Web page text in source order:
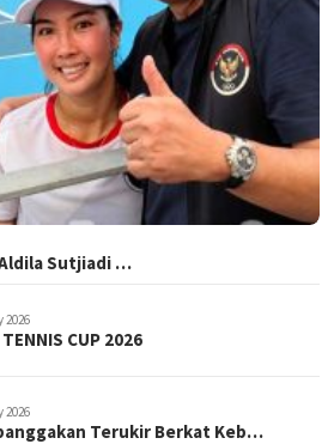
Sutjiadi …
2026
CUP 2026
2026
Terukir Berkat Keb…